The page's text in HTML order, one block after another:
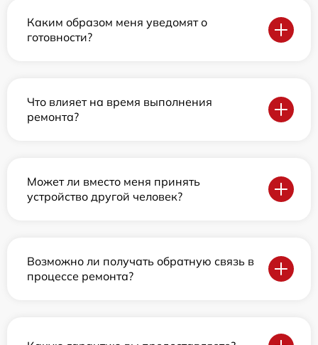
Каким образом меня уведомят о
готовности?
Что влияет на время выполнения
ремонта?
Может ли вместо меня принять
устройство другой человек?
Возможно ли получать обратную связь в
процессе ремонта?